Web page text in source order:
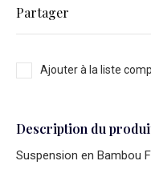
Partager
Ajouter à la liste
Description du
Suspension en Bambou